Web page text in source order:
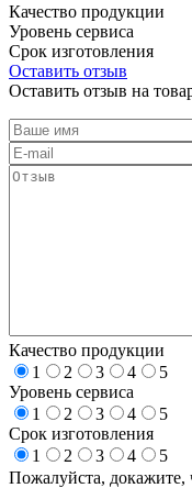
Качество продукции
Уровень сервиса
Срок изготовления
Оставить отзыв
Оставить отзыв на
Качество продукции
1
2 3 4
5
Уровень сервиса
1
2 3 4
5
Срок изготовления
1
2 3 4
5
Пожалуйста, докажите,